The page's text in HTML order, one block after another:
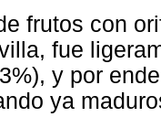
frutos con
fue
y por
ya